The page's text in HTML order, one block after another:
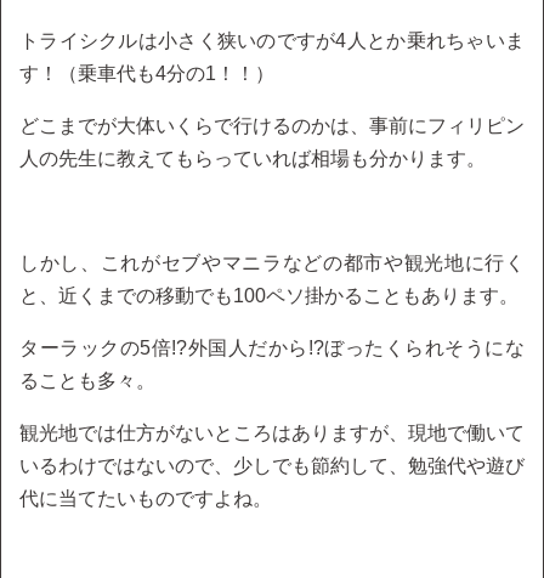
トライシクルは小さく狭いのですが4人とか乗れちゃいま
す！（乗車代も4分の1！！）
どこまでが大体いくらで行けるのかは、事前にフィリピン
人の先生に教えてもらっていれば相場も分かります。
しかし、これがセブやマニラなどの都市や観光地に行く
と、近くまでの移動でも100ペソ掛かることもあります。
ターラックの5倍!?外国人だから!?ぼったくられそうにな
ることも多々。
観光地では仕方がないところはありますが、現地で働いて
いるわけではないので、少しでも節約して、勉強代や遊び
代に当てたいものですよね。